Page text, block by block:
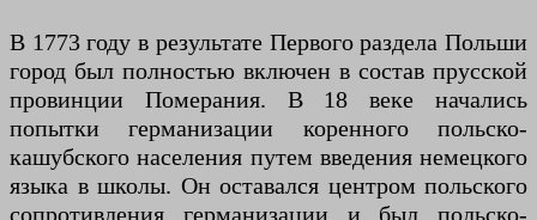
В 1773 году в результате Первого раздела Польши
город был полностью включен в состав прусской
провинции Померания. В 18 веке начались
попытки германизации коренного польско-
кашубского населения путем введения немецкого
языка в школы. Он оставался центром польского
сопротивления германизации и был польско-